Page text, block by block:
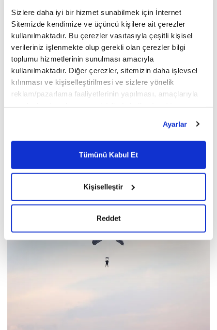
Sizlere daha iyi bir hizmet sunabilmek için İnternet
Sitemizde kendimize ve üçüncü kişilere ait çerezler
kullanılmaktadır. Bu çerezler vasıtasıyla çeşitli kişisel
verileriniz işlenmekte olup gerekli olan çerezler bilgi
toplumu hizmetlerinin sunulması amacıyla
kullanılmaktadır. Diğer çerezler, sitemizin daha işlevsel
kılınması ve kişiselleştirilmesi ve sizlere yönelik
reklam/pazarlama faaliyetlerinin yapılması, amaçlarıyla
belirleyebilirsiniz. Çerezlere ilişkin detaylı bilgi için
Ayarlar butonuna tıklayabilir,Çerez Bilgilendirme
Metnimizi ziyaret edebilirsiniz.
hazırlanmış olan İnternet Sitesi Aydınlatma Metnimizi
okumak ve sitemizi ziyaretiniz kapsamında
gerçekleştirilen veri işleme faaliyetleri ile ilgili daha
Ayarlar
Tümünü Kabul Et
Kişiselleştir
Reddet